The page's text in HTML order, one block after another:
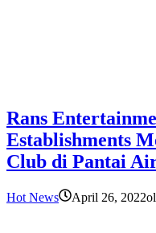
Rans
Establishments
Club di Pantai
Hot News April 26, 2022